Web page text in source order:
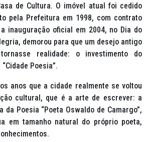
de Cultura. O imóvel atual foi cedido
pela Prefeitura em 1998, com contrato
inauguração oficial em 2004, no Dia do
demorou para que um desejo antigo
realidade: o investimento do
Poesia”.
anos que a cidade realmente se voltou
cultural, que é a arte de escrever: a
da Poesia “Poeta Oswaldo de Camargo”,
em tamanho natural do próprio poeta,